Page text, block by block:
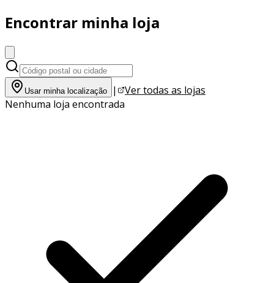
Encontrar minha loja
Usar minha localização |
Ver todas as lojas
Nenhuma loja encontrada